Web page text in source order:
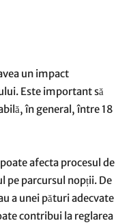
un impact
Este important să
în general, între 18
afecta procesul de
pe parcursul nopții. De
a unei pături adecvate
contribui la reglarea